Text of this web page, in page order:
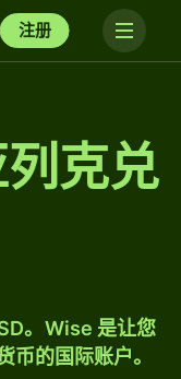
注册
克兑
。Wise 是让您
币的国际账户。